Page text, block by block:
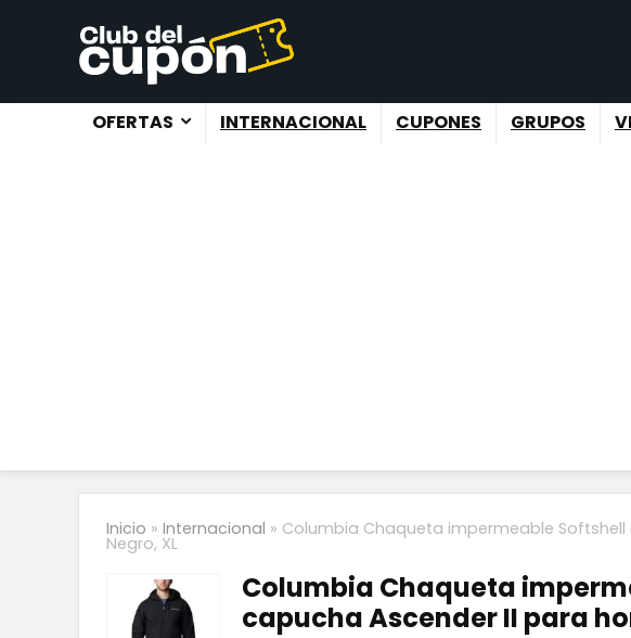
OFERTAS INTERNACIONAL CUPONES GRUPOS
Inicio » Internacional » Columbia Chaqueta impermeable
Negro, XL
Columbia Chaqueta
capucha Ascender II para